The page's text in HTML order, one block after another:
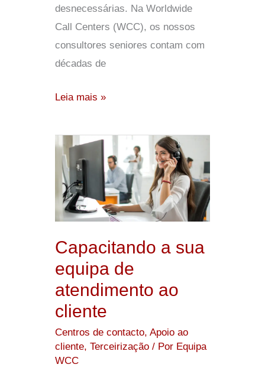
desnecessárias. Na Worldwide
Call Centers (WCC), os nossos
consultores seniores contam com
décadas de
Leia mais »
Capacitando a sua
equipa de
atendimento ao
cliente
Centros de contacto,Apoio ao
cliente,Terceirização / Por Equipa
WCC
Capacitando
sua
equipa
de
ao
cliente